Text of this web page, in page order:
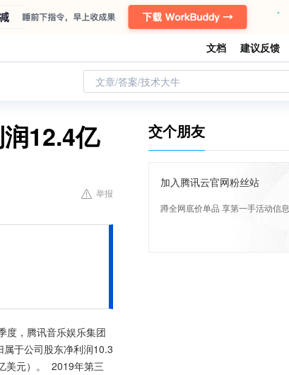
文档 建议反馈
文章/答案/技术大牛
12.4亿
举报
度，腾讯音乐娱乐集团
于公司股东净利润10.3
美元）。  2019年第三
交个朋友
加入腾讯云官网粉丝站
蹲全网底价单品 享第一手活动信息